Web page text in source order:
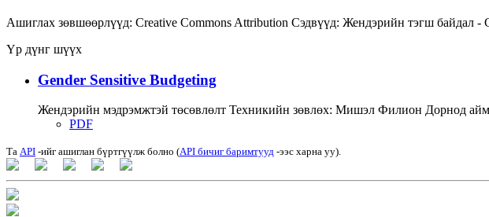
Ашиглах зөвшөөрлүүд: Creative Commons Attribution Сэдвүүд: Жендэрийн тэгш байдал -
Үр дүнг шүүх
Gender Sensitive Budgeting
Жендэрийн мэдрэмжтэй төсөвлөлт Техникийн зөвлөх: Мишэл Филион Дорнод
PDF
Та API -ийг ашиглан бүртгүүлж болно (API бичиг баримтууд -ээс харна уу).